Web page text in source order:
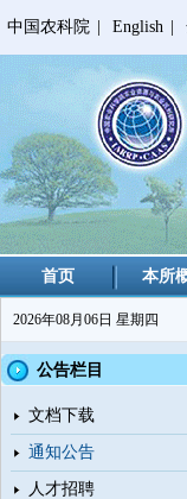
中国农科院 English
首页 本所
2026年08月06日 星期四
公告栏目
文档下载
通知公告
人才招聘